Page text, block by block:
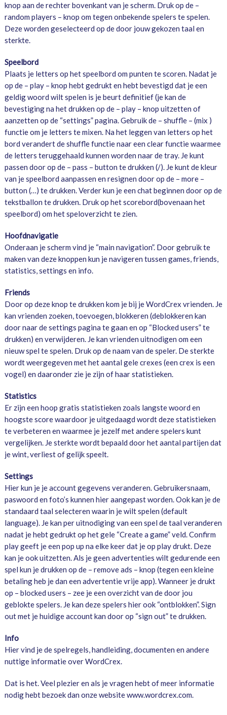
knop aan de rechter bovenkant van je scherm. Druk op de –
random players – knop om tegen onbekende spelers te spelen.
Deze worden geselecteerd op de door jouw gekozen taal en
sterkte.
Speelbord
Plaats je letters op het speelbord om punten te scoren. Nadat je
op de – play – knop hebt gedrukt en hebt bevestigd dat je een
geldig woord wilt spelen is je beurt definitief (je kan de
bevestiging na het drukken op de – play – knop uitzetten of
aanzetten op de “settings” pagina. Gebruik de – shuffle – (mix )
functie om je letters te mixen. Na het leggen van letters op het
bord verandert de shuffle functie naar een clear functie waarmee
de letters teruggehaald kunnen worden naar de tray. Je kunt
passen door op de – pass – button te drukken (/). Je kunt de kleur
van je speelbord aanpassen en resignen door op de – more –
button (…) te drukken. Verder kun je een chat beginnen door op de
tekstballon te drukken. Druk op het scorebord(bovenaan het
speelbord) om het speloverzicht te zien.
Hoofdnavigatie
Onderaan je scherm vind je “main navigation”. Door gebruik te
maken van deze knoppen kun je navigeren tussen games, friends,
statistics, settings en info.
Friends
Door op deze knop te drukken kom je bij je WordCrex vrienden. Je
kan vrienden zoeken, toevoegen, blokkeren (deblokkeren kan
door naar de settings pagina te gaan en op “Blocked users” te
drukken) en verwijderen. Je kan vrienden uitnodigen om een
nieuw spel te spelen. Druk op de naam van de speler. De sterkte
wordt weergegeven met het aantal gele crexes (een crex is een
vogel) en daaronder zie je zijn of haar statistieken.
Statistics
Er zijn een hoop gratis statistieken zoals langste woord en
hoogste score waardoor je uitgedaagd wordt deze statistieken
te verbeteren en waarmee je jezelf met andere spelers kunt
vergelijken. Je sterkte wordt bepaald door het aantal partijen dat
je wint, verliest of gelijk speelt.
Settings
Hier kun je je account gegevens veranderen. Gebruikersnaam,
paswoord en foto’s kunnen hier aangepast worden. Ook kan je de
standaard taal selecteren waarin je wilt spelen (default
language). Je kan per uitnodiging van een spel de taal veranderen
nadat je hebt gedrukt op het gele “Create a game” veld. Confirm
play geeft je een pop up na elke keer dat je op play drukt. Deze
kan je ook uitzetten. Als je geen advertenties wilt gedurende een
spel kun je drukken op de – remove ads – knop (tegen een kleine
betaling heb je dan een advertentie vrije app). Wanneer je drukt
op – blocked users – zee je een overzicht van de door jou
geblokte spelers. Je kan deze spelers hier ook “ontblokken”. Sign
out met je huidige account kan door op “sign out” te drukken.
Info
Hier vind je de spelregels, handleiding, documenten en andere
nuttige informatie over WordCrex.
Dat is het. Veel plezier en als je vragen hebt of meer informatie
nodig hebt bezoek dan onze website www.wordcrex.com.